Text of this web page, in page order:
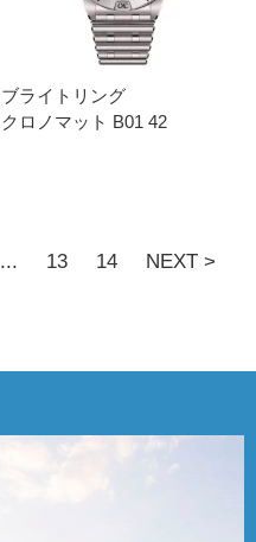
ブライトリング
クロノマット B01 42
... 13 14 NEXT >